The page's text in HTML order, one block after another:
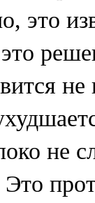
это
не